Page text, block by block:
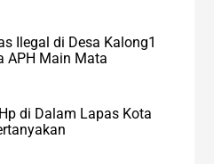
Ilegal di Desa Kalong1
APH Main Mata
di Dalam Lapas Kota